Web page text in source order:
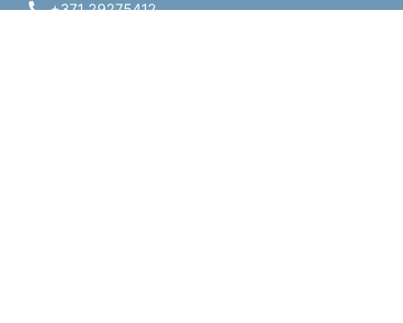
+371 29275412